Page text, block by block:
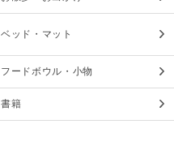
ベッド・マット
フードボウル・小物
書籍